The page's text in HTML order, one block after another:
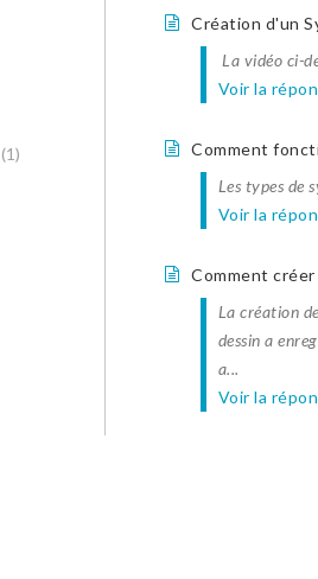
(1)
Création d'un
La vidéo ci-
Voir la
Comment
Les types de
Voir la
Comment créer
La création
dessin a
a...
Voir la